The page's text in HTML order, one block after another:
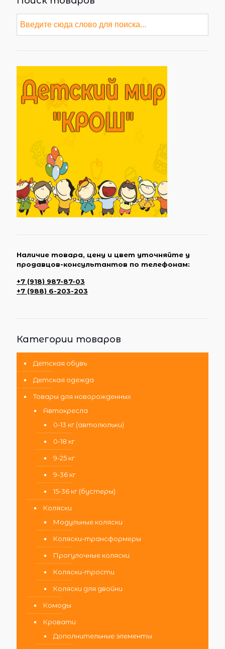
Наличие товара, цену и цвет уточняйте у
продавцов-консультантов по телефонам:
+7 (918) 987-87-03
+7 (988) 6-203-203
Категории товаров
Детская обувь
Детская одежда
Товары для новорожденных
Автокресла
0-13 кг (автолюльки)
0-18 кг
9-25 кг
9-36 кг
15-36 кг (бустеры)
Коляски
Модульные коляски
Коляски-трансформеры
Прогулочные коляски
Коляски-трости
Коляски для двойни
Комоды
Кровати
Дополнительные элементы